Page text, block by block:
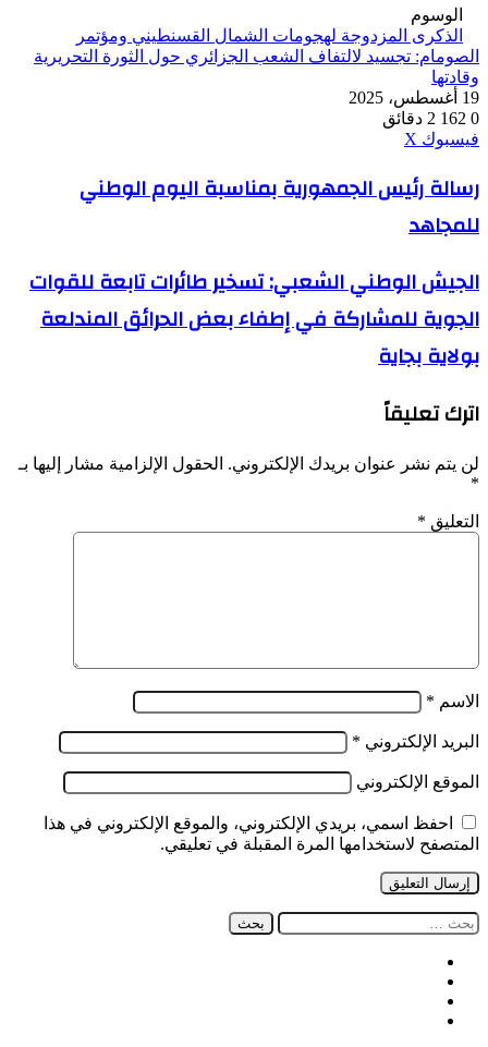
الوسوم
الذكرى المزدوجة لهجومات الشمال القسنطيني ومؤتمر
الصومام: تجسيد لالتفاف الشعب الجزائري حول الثورة التحريرية
وقادتها
19 أغسطس، 2025
0
2 دقائق
فيسبوك ‫X
رسالة
رئيس
الجمهورية
بمناسبة
الوطني
رسالة رئيس الجمهورية بمناسبة اليوم الوطني
للمجاهد
الجيش
الوطني
الشعبي:
تسخير
طائرات
الجوية
في
إطفاء
الحرائق
المندلعة
الجيش الوطني الشعبي: تسخير طائرات تابعة للقوات
الجوية للمشاركة في إطفاء بعض الحرائق المندلعة
بولاية بجاية
اترك تعليقاً
لن يتم نشر عنوان بريدك الإلكتروني. الحقول الإلزامية مشار إليها بـ
*
التعليق *
الاسم *
البريد الإلكتروني *
الموقع الإلكتروني
احفظ اسمي، بريدي الإلكتروني، والموقع الإلكتروني في هذا
المتصفح لاستخدامها المرة المقبلة في تعليقي.
البحث